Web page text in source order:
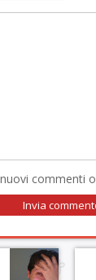
commenti o